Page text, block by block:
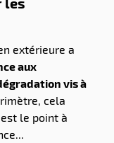
extérieure a
aux
vis à
cela
le point à